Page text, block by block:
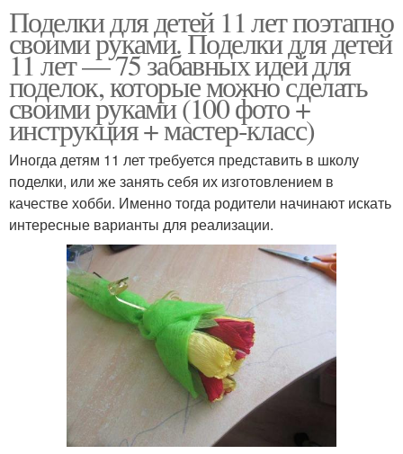
Поделки для детей 11 лет поэтапно
своими руками. Поделки для детей
11 лет — 75 забавных идей для
поделок, которые можно сделать
своими руками (100 фото +
инструкция + мастер-класс)
Иногда детям 11 лет требуется представить в школу
поделки, или же занять себя их изготовлением в
качестве хобби. Именно тогда родители начинают искать
интересные варианты для реализации.